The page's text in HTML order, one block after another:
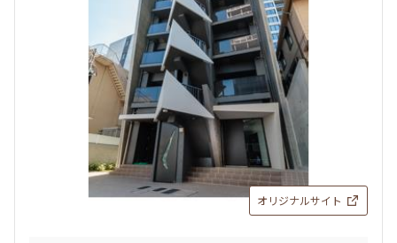
27階 2710
770,000円0円
2.0ヶ月 1.0ヶ月
3LDK+WIC+SIC+S74.87㎡
分譲賃貸 タワー
追加
オリジナルサイト